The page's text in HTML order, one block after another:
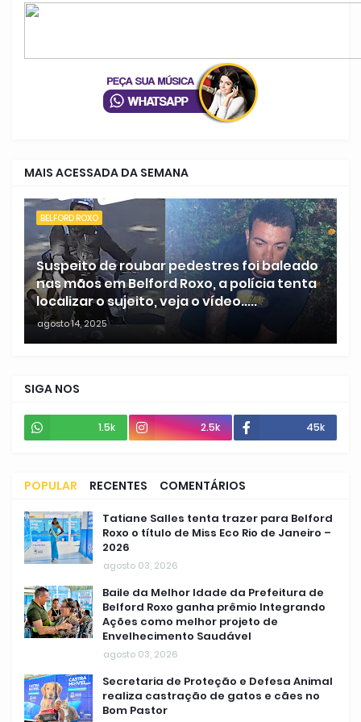
MAIS ACESSADA DA SEMANA
BELFORD ROXO
Suspeito de roubar pedestres foi baleado
nas mãos em Belford Roxo, a polícia tenta
localizar o sujeito, veja o vídeo.....
agosto 14, 2025
SIGA NOS
1.5k 2.5k 45k
POPULAR RECENTES COMENTÁRIOS
Tatiane Salles tenta trazer para Belford
Roxo o título de Miss Eco Rio de Janeiro –
2026
agosto 03, 2026
Baile da Melhor Idade da Prefeitura de
Belford Roxo ganha prêmio Integrando
Ações como melhor projeto de
Envelhecimento Saudável
agosto 03, 2026
Secretaria de Proteção e Defesa Animal
realiza castração de gatos e cães no
Bom Pastor